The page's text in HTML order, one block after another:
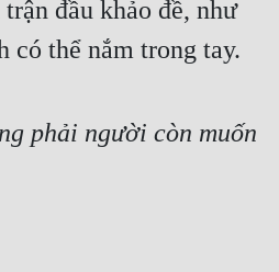
đầu khảo đề, như
có thể nắm trong tay.
phải người còn muốn